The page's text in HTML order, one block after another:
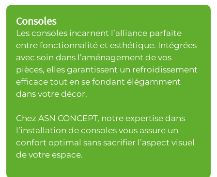
Consoles
Les consoles incarnent l’alliance parfaite
entre fonctionnalité et esthétique. Intégrées
avec soin dans l’aménagement de vos
pièces, elles garantissent un refroidissement
efficace tout en se fondant élégamment
dans votre décor.
Chez ASN CONCEPT, notre expertise dans
l’installation de consoles vous assure un
confort optimal sans sacrifier l’aspect visuel
de votre espace.